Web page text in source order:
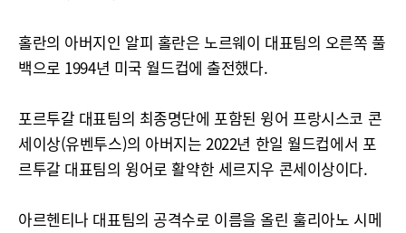
홀란의 아버지인 알피 홀란은 노르웨이 대표팀의 오른쪽 풀
백으로 1994년 미국 월드컵에 출전했다.
포르투갈 대표팀의 최종명단에 포함된 윙어 프랑시스코 콘
세이상(유벤투스)의 아버지는 2022년 한일 월드컵에서 포
르투갈 대표팀의 윙어로 활약한 세르지우 콘세이상이다.
아르헨티나 대표팀의 공격수로 이름을 올린 훌리아노 시메